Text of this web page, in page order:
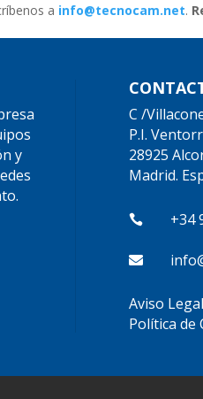
a info@tecnocam.net.
y
C /
P.I.
28925
Madrid.
 +34

Aviso Legal
Política de